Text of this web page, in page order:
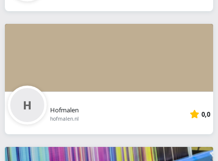
Hofmalen
hofmalen.nl 0,0